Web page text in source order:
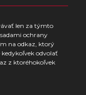
len za týmto
ochrany
na odkaz, ktorý
odvolať
z ktoréhokoľvek